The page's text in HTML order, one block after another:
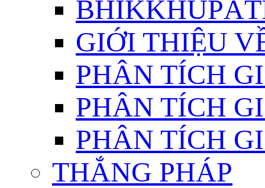
GIỚI THIỆU
PHÂN TÍCH
PHÂN TÍCH
PHÂN TÍCH
THẮNG PHÁP